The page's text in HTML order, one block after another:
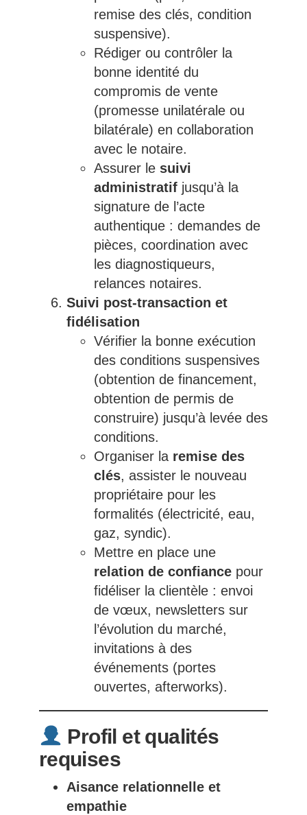
remise des clés, condition
suspensive).
Rédiger ou contrôler la
bonne identité du
compromis de vente
(promesse unilatérale ou
bilatérale) en collaboration
avec le notaire.
Assurer le suivi
administratifjusqu’à la
signature de l’acte
authentique : demandes de
pièces, coordination avec
les diagnostiqueurs,
relances notaires.
Suivi post-transaction et
fidélisation
Vérifier la bonne exécution
des conditions suspensives
(obtention de financement,
obtention de permis de
construire) jusqu’à levée des
conditions.
Organiser la remise des
clés, assister le nouveau
propriétaire pour les
formalités (électricité, eau,
gaz, syndic).
Mettre en place une
relation de confiancepour
fidéliser la clientèle : envoi
de vœux, newsletters sur
l’évolution du marché,
invitations à des
événements (portes
ouvertes, afterworks).
Profil et qualités
requises
Aisance relationnelle et
empathie